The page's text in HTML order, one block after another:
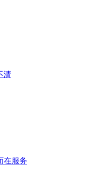
清
在服务